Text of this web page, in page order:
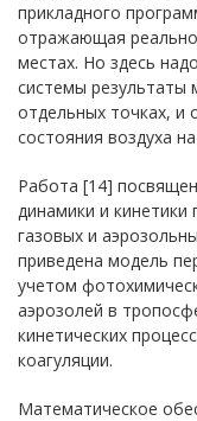
прикладного
отражающая
местах. Но здесь
системы результаты
отдельных точках, и
состояния воздуха
Работа [14]
динамики и кинетики
газовых и
приведена модель
учетом
аэрозолей в
кинетических
коагуляции.
Математическое